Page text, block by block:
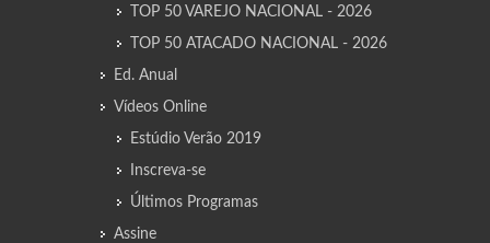
TOP 50 VAREJO NACIONAL - 2026
TOP 50 ATACADO NACIONAL - 2026
Ed. Anual
Vídeos Online
Estúdio Verão 2019
Inscreva-se
Últimos Programas
Assine